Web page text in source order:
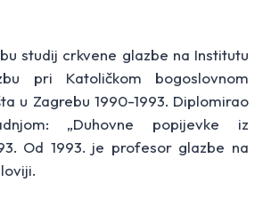
studij crkvene glazbe na Institutu
pri Katoličkom bogoslovnom
u Zagrebu 1990-1993. Diplomirao
„Duhovne popijevke iz
Od 1993. je profesor glazbe na